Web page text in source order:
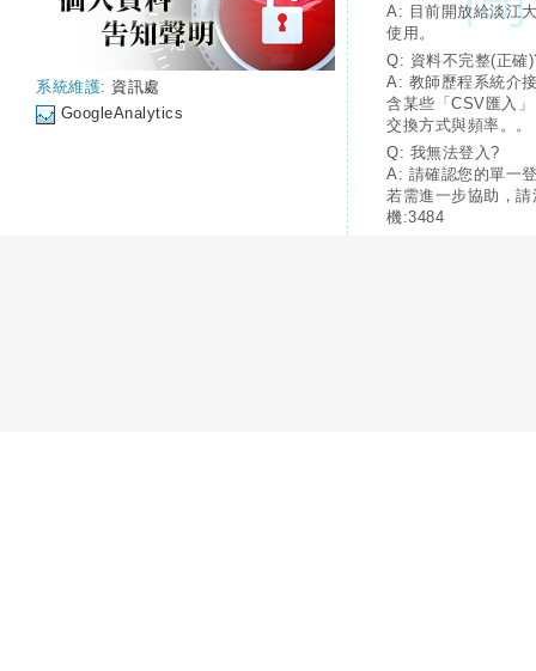
系統維護: 資訊處
GoogleAnalytics
A: 目前開放給淡江
使用。
Q: 資料不完整(正確
A: 教師歷程系統介
含某些「CSV匯入
交換方式與頻率。。
Q: 我無法登入?
A: 請確認您的單一
若需進一步協助，
機:3484